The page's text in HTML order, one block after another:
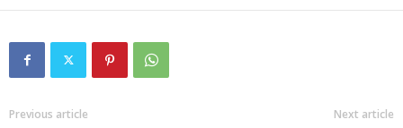
Previous article Next article